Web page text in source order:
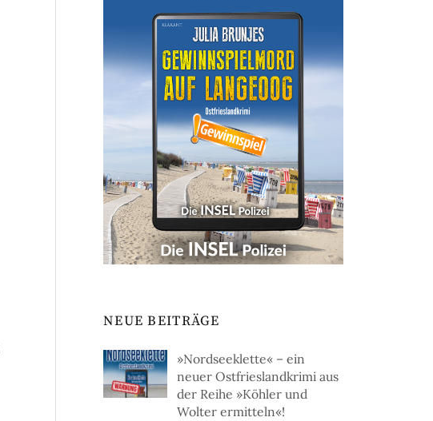
NEUE BEITRÄGE
»Nordseeklette« – ein
neuer Ostfrieslandkrimi aus
der Reihe »Köhler und
Wolter ermitteln«!